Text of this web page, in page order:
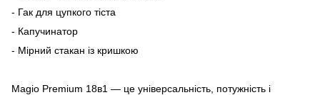
- Гак для цупкого тіста
- Капучинатор
- Мірний стакан із кришкою
Magio Premium 18в1 — це універсальність, потужність і